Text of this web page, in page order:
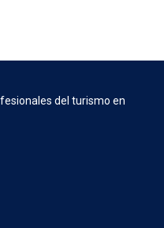
del turismo en